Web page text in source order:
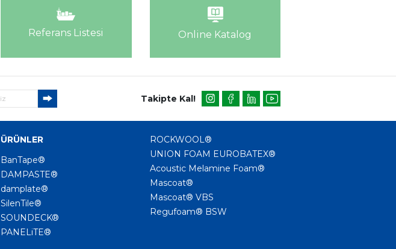
Referans Listesi Online Katalog
Takipte Kal!
ÜRÜNLER
BanTape®
DAMPASTE®
damplate®
SilenTile®
SOUNDECK®
PANELiTE®
ROCKWOOL®
UNION FOAM EUROBATEX®
Acoustic Melamine Foam®
Mascoat®
Mascoat® VBS
Regufoam® BSW